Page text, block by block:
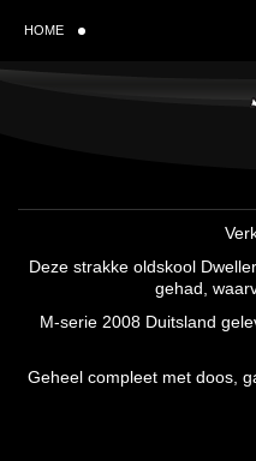
HOME
Deze strakke oldskool
gehad,
M-serie 2008 Duitsland
Geheel compleet met doos,